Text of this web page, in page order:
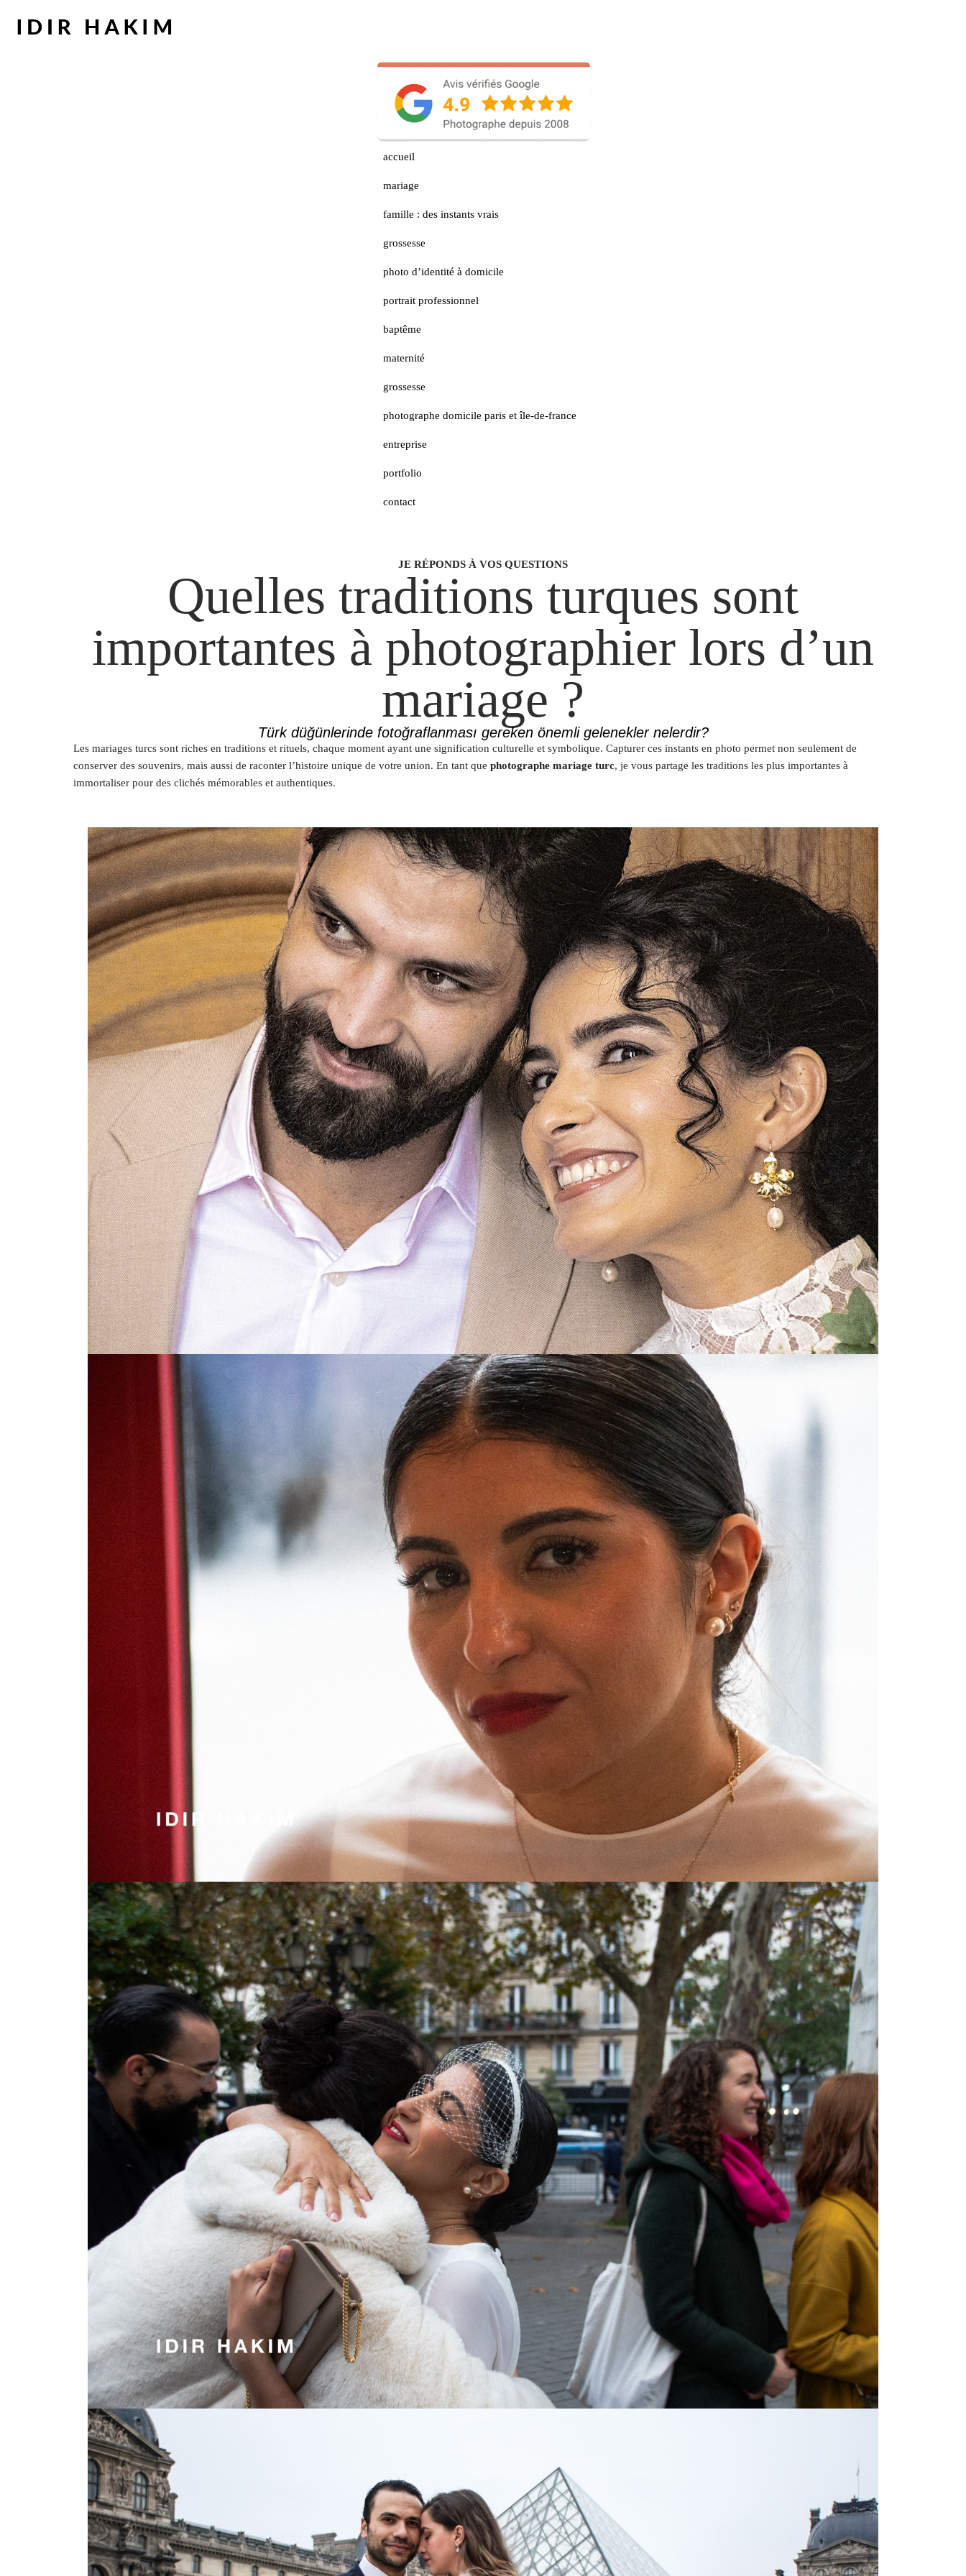
accueil
mariage
famille : des instants vrais
grossesse
photo d’identité à domicile
portrait professionnel
baptême
maternité
grossesse
photographe domicile paris et île-de-france
entreprise
portfolio
contact
JE RÉPONDS À VOS QUESTIONS
Quelles traditions turques sont
importantes à photographier lors d’un
mariage ?
Türk düğünlerinde fotoğraflanması gereken önemli gelenekler nelerdir?
Les mariages turcs sont riches en traditions et rituels, chaque moment ayant une signification culturelle et symbolique. Capturer ces instants en photo permet non seulement de
conserver des souvenirs, mais aussi de raconter l’histoire unique de votre union. En tant que photographe mariage turc, je vous partage les traditions les plus importantes à
immortaliser pour des clichés mémorables et authentiques.